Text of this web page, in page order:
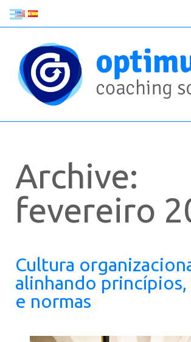
Archive:
fevereiro
Cultura
alinhando princípios,
e normas